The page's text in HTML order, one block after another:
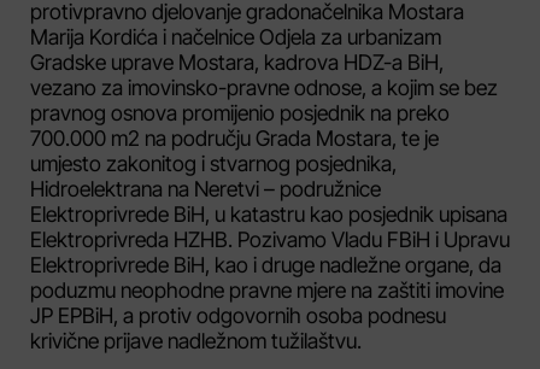
protivpravno djelovanje gradonačelnika Mostara
Marija Kordića i načelnice Odjela za urbanizam
Gradske uprave Mostara, kadrova HDZ-a BiH,
vezano za imovinsko-pravne odnose, a kojim se bez
pravnog osnova promijenio posjednik na preko
700.000 m2 na području Grada Mostara, te je
umjesto zakonitog i stvarnog posjednika,
Hidroelektrana na Neretvi – podružnice
Elektroprivrede BiH, u katastru kao posjednik upisana
Elektroprivreda HZHB. Pozivamo Vladu FBiH i Upravu
Elektroprivrede BiH, kao i druge nadležne organe, da
poduzmu neophodne pravne mjere na zaštiti imovine
JP EPBiH, a protiv odgovornih osoba podnesu
krivične prijave nadležnom tužilaštvu.